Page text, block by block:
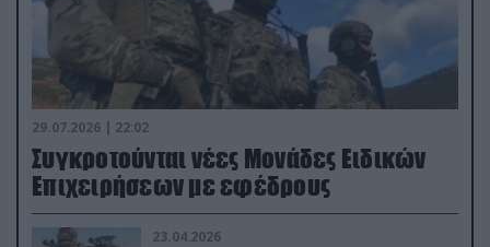
29.07.2026 | 22:02
Συγκροτούνται νέες Μονάδες Ειδικών
Επιχειρήσεων με εφέδρους
23.04.2026